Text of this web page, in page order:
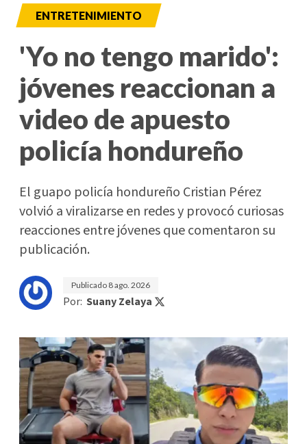
ENTRETENIMIENTO
'Yo no tengo marido':
jóvenes reaccionan a
video de apuesto
policía hondureño
El guapo policía hondureño Cristian Pérez
volvió a viralizarse en redes y provocó curiosas
reacciones entre jóvenes que comentaron su
publicación.
Publicado 8 ago. 2026
Por: Suany Zelaya